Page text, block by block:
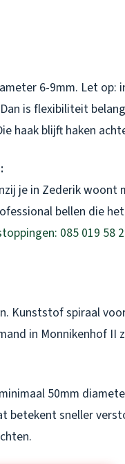
6-9mm. Let op:
is flexibiliteit
haak blijft haken
je in Zederik woont
bellen die
085 019 58
Kunststof spiraal
in Monnikenhof II
50mm
betekent sneller